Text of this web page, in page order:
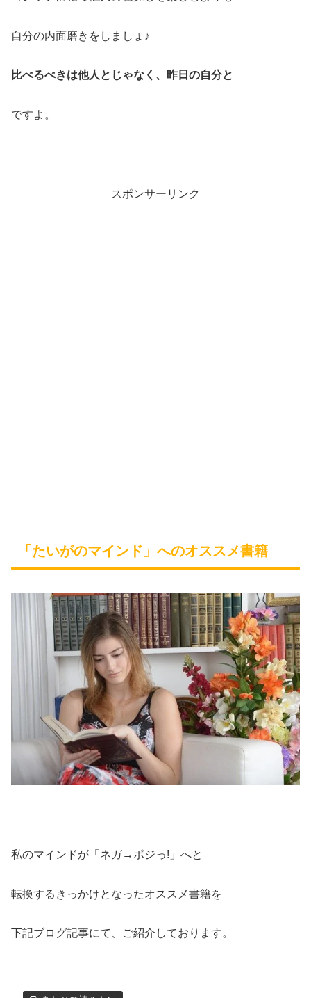
自分の内面磨きをしましょ♪
比べるべきは他人とじゃなく、昨日の自分と
ですよ。
スポンサーリンク
「たいがのマインド」へのオススメ書籍
私のマインドが「ネガ→ポジっ!」へと
転換するきっかけとなったオススメ書籍を
下記ブログ記事にて、ご紹介しております。